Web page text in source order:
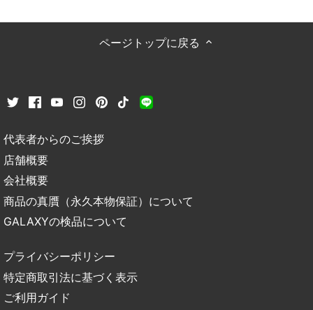
ページトップに戻る
代表者からのご挨拶
店舗概要
会社概要
商品の真贋（永久本物保証）について
GALAXYの検品について
プライバシーポリシー
特定商取引法に基づく表示
ご利用ガイド